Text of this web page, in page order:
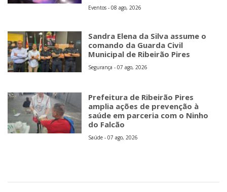
Eventos - 08 ago, 2026
Sandra Elena da Silva assume o
comando da Guarda Civil
Municipal de Ribeirão Pires
Segurança - 07 ago, 2026
Prefeitura de Ribeirão Pires
amplia ações de prevenção à
saúde em parceria com o Ninho
do Falcão
Saúde - 07 ago, 2026